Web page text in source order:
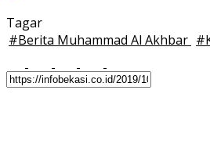
Tagar
#Berita Muhammad Al Akhbar #